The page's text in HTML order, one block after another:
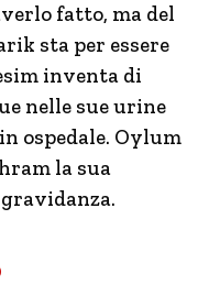
fatto, ma del
sta per essere
inventa di
nelle sue urine
ospedale. Oylum
la sua